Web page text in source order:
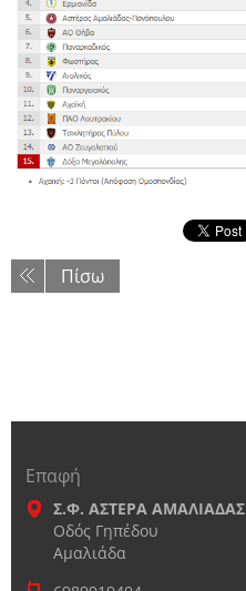
Πίσω
Επαφή
Σ.Φ. ΑΣΤΕΡΑ ΑΜΑΛΙΑΔΑΣ
Οδός Γηπέδου
Αμαλιάδα